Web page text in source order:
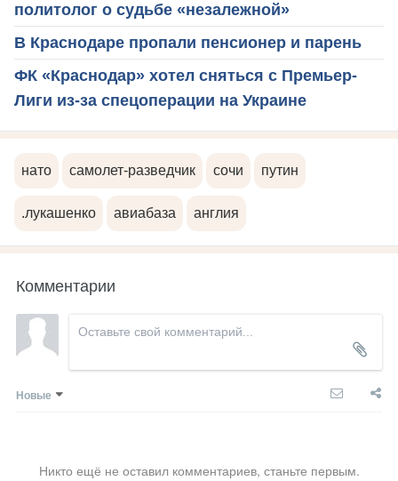
политолог о судьбе «незалежной»
В Краснодаре пропали пенсионер и парень
ФК «Краснодар» хотел сняться с Премьер-
Лиги из-за спецоперации на Украине
нато самолет-разведчик сочи путин
.лукашенко авиабаза англия
Комментарии
Новые
Никто ещё не оставил комментариев, станьте первым.